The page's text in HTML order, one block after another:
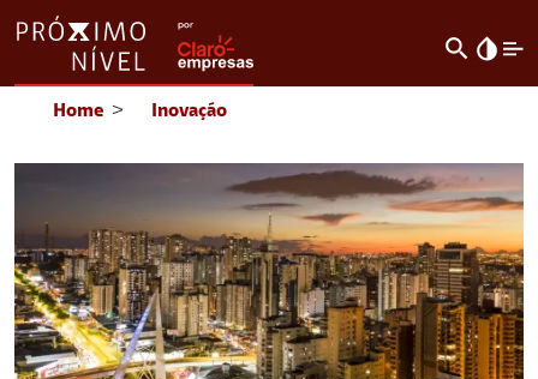
search invert_colors
Home > Inovação